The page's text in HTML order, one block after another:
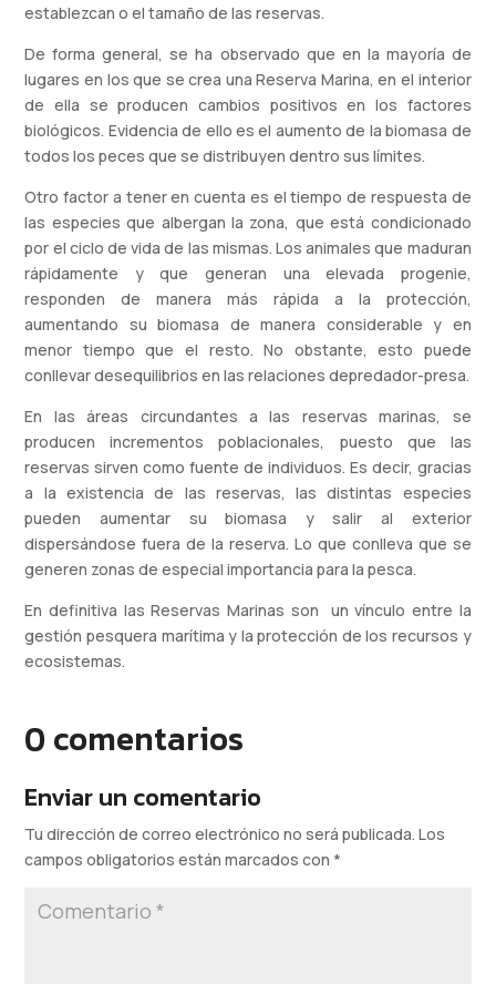
establezcan o el tamaño de las reservas.
De forma general, se ha observado que en la mayoría de
lugares en los que se crea una Reserva Marina, en el interior
de ella se producen cambios positivos en los factores
biológicos. Evidencia de ello es el aumento de la biomasa de
todos los peces que se distribuyen dentro sus límites.
Otro factor a tener en cuenta es el tiempo de respuesta de
las especies que albergan la zona, que está condicionado
por el ciclo de vida de las mismas. Los animales que maduran
rápidamente y que generan una elevada progenie,
responden de manera más rápida a la protección,
aumentando su biomasa de manera considerable y en
menor tiempo que el resto. No obstante, esto puede
conllevar desequilibrios en las relaciones depredador-presa.
En las áreas circundantes a las reservas marinas, se
producen incrementos poblacionales, puesto que las
reservas sirven como fuente de individuos. Es decir, gracias
a la existencia de las reservas, las distintas especies
pueden aumentar su biomasa y salir al exterior
dispersándose fuera de la reserva. Lo que conlleva que se
generen zonas de especial importancia para la pesca.
En definitiva las Reservas Marinas son un vínculo entre la
gestión pesquera marítima y la protección de los recursos y
ecosistemas.
0 comentarios
Enviar un comentario
Tu dirección de correo electrónico no será publicada. Los
campos obligatorios están marcados con *